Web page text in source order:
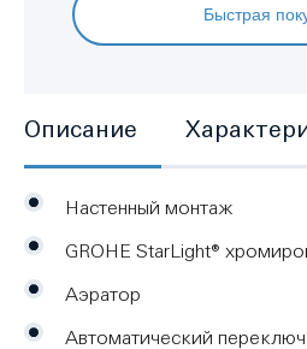
Быстрая
Описание
Настенный монтаж
GROHE StarLight®
Аэратор
Автоматический